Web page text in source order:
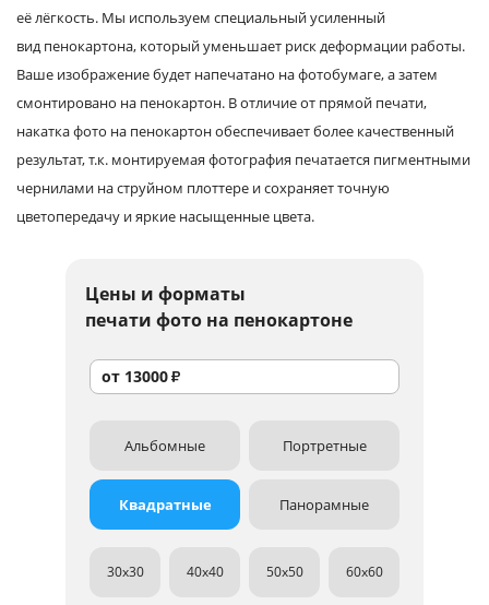
её лёгкость. Мы используем специальный усиленный
вид пенокартона, который уменьшает риск деформации работы.
Ваше изображение будет напечатано на фотобумаге, а затем
смонтировано на пенокартон. В отличие от прямой печати,
накатка фото на пенокартон обеспечивает более качественный
результат, т.к. монтируемая фотография печатается пигментными
чернилами на струйном плоттере и сохраняет точную
цветопередачу и яркие насыщенные цвета.
Цены и форматы
печати фото на пенокартоне
от 13000₽
Альбомные Портретные
Квадратные Панорамные
30x30 40x40 50x50 60x60